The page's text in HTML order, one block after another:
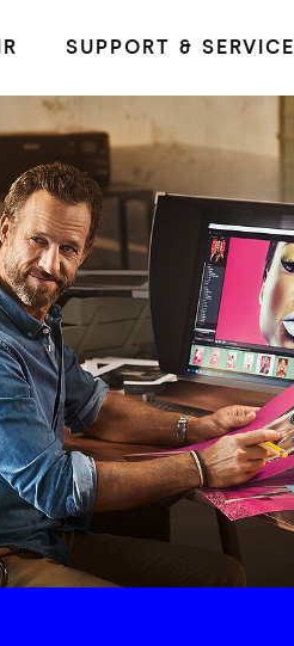
SUPPORT & SERVICE